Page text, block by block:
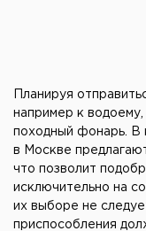
Планируя
например к водоему,
походный фонарь. В
в Москве
что позволит
исключительно на
их выборе не
приспособления